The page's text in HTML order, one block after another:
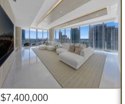
$7,400,000